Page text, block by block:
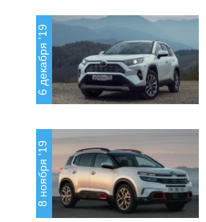
6 декабря '19
8 ноября '19